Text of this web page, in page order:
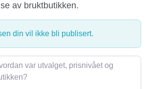
av bruktbutikken.
din vil ikke bli publisert.